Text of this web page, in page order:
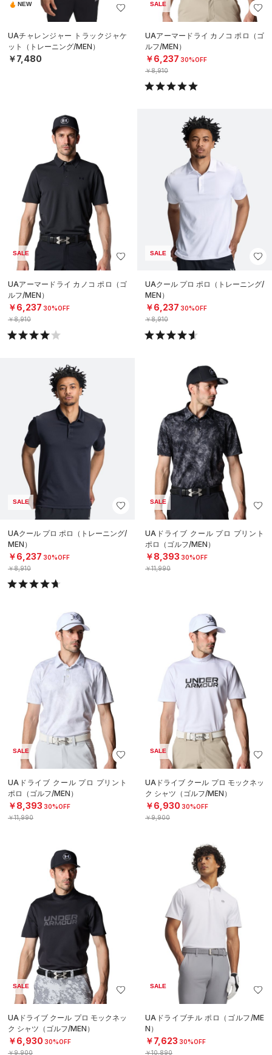
NEW
UAチャレンジャー トラックジャケ
ット（トレーニング/MEN）
￥7,480
SALE
UAアーマードライ カノコ ポロ（ゴ
ルフ/MEN）
￥6,237 30%OFF
￥8,910
SALE
UAアーマードライ カノコ ポロ（ゴ
ルフ/MEN）
￥6,237 30%OFF
￥8,910
SALE
UAクール プロ ポロ（トレーニング/
MEN）
￥6,237 30%OFF
￥8,910
SALE
UAクール プロ ポロ（トレーニング/
MEN）
￥6,237 30%OFF
￥8,910
SALE
UAドライブ クール プロ プリント
ポロ（ゴルフ/MEN）
￥8,393 30%OFF
￥11,990
SALE
UAドライブ クール プロ プリント
ポロ（ゴルフ/MEN）
￥8,393 30%OFF
￥11,990
SALE
UAドライブ クール プロ モックネッ
ク シャツ（ゴルフ/MEN）
￥6,930 30%OFF
￥9,900
SALE
UAドライブ クール プロ モックネッ
ク シャツ（ゴルフ/MEN）
￥6,930 30%OFF
￥9,900
SALE
UAドライブチル ポロ（ゴルフ/ME
N）
￥7,623 30%OFF
￥10,890